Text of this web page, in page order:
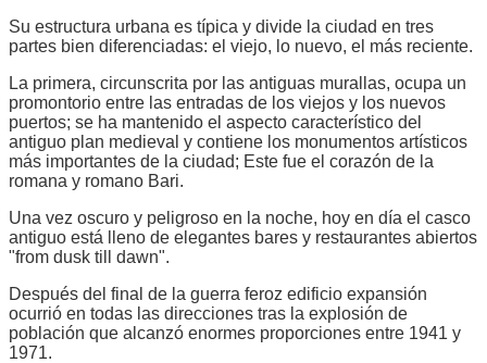
Su estructura urbana es típica y divide la ciudad en tres
partes bien diferenciadas: el viejo, lo nuevo, el más reciente.
La primera, circunscrita por las antiguas murallas, ocupa un
promontorio entre las entradas de los viejos y los nuevos
puertos; se ha mantenido el aspecto característico del
antiguo plan medieval y contiene los monumentos artísticos
más importantes de la ciudad; Este fue el corazón de la
romana y romano Bari.
Una vez oscuro y peligroso en la noche, hoy en día el casco
antiguo está lleno de elegantes bares y restaurantes abiertos
"from dusk till dawn".
Después del final de la guerra feroz edificio expansión
ocurrió en todas las direcciones tras la explosión de
población que alcanzó enormes proporciones entre 1941 y
1971.